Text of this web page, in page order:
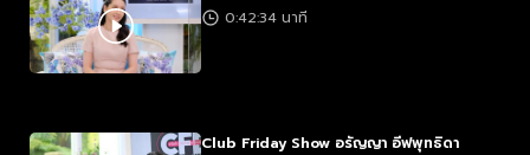
0:42:34 นาที
Club Friday Show อรัญญา อีฟพุทธิดา